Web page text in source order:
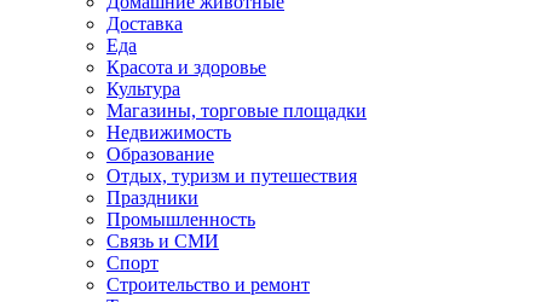
Доставка
Еда
Красота и здоровье
Культура
Магазины, торговые площадки
Недвижимость
Образование
Отдых, туризм и путешествия
Праздники
Промышленность
Связь и СМИ
Спорт
Строительство и ремонт